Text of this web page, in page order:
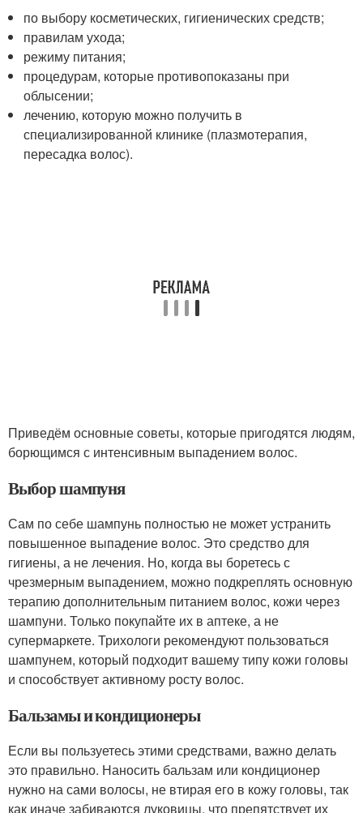
по выбору косметических, гигиенических средств;
правилам ухода;
режиму питания;
процедурам, которые противопоказаны при
облысении;
лечению, которую можно получить в
специализированной клинике (плазмотерапия,
пересадка волос).
Приведём основные советы, которые пригодятся людям,
борющимся с интенсивным выпадением волос.
Выбор шампуня
Сам по себе шампунь полностью не может устранить
повышенное выпадение волос. Это средство для
гигиены, а не лечения. Но, когда вы боретесь с
чрезмерным выпадением, можно подкреплять основную
терапию дополнительным питанием волос, кожи через
шампуни. Только покупайте их в аптеке, а не
супермаркете. Трихологи рекомендуют пользоваться
шампунем, который подходит вашему типу кожи головы
и способствует активному росту волос.
Бальзамы и кондиционеры
Если вы пользуетесь этими средствами, важно делать
это правильно. Наносить бальзам или кондиционер
нужно на сами волосы, не втирая его в кожу головы, так
как иначе забиваются луковицы, что препятствует их